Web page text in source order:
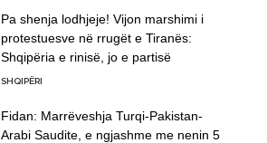
Pa shenja lodhjeje! Vijon marshimi i
protestuesve në rrugët e Tiranës:
Shqipëria e rinisë, jo e partisë
SHQIPËRI
Fidan: Marrëveshja Turqi-Pakistan-
Arabi Saudite, e ngjashme me nenin 5